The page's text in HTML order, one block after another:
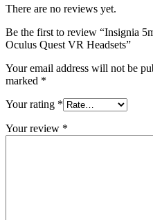
There are no reviews yet.
Be the first to review “Insignia
Oculus Quest VR Headsets”
Your email address will not be
marked *
Your rating *
Your review *